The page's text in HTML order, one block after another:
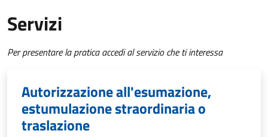
Servizi
Per presentare la pratica accedi al servizio che ti interessa
Autorizzazione all'esumazione,
estumulazione straordinaria o
traslazione